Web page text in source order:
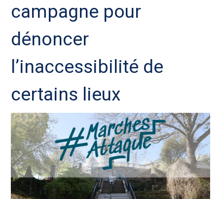
campagne pour
dénoncer
l’inaccessibilité de
certains lieux